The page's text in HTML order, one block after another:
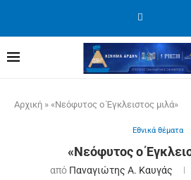
Αρχική » «Νεόφυτος ο Έγκλειστος μιλά»
Εθνικά θέματα
«Νεόφυτος ο
από Παναγιώτης Α. Καυγάς